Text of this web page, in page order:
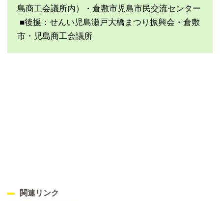
島商工会議所内）・倉敷市児島市民交流センター
■後援：せんい児島瀬戸大橋まつり振興会・倉敷
市・児島商工会議所
関連リンク